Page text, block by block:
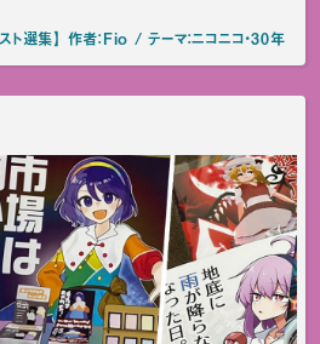
ト選集】 作者：Fio / テーマ：ニコニコ・30年